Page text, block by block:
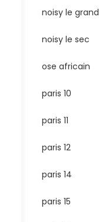
noisy le grand
noisy le sec
ose africain
paris 10
paris 11
paris 12
paris 14
paris 15